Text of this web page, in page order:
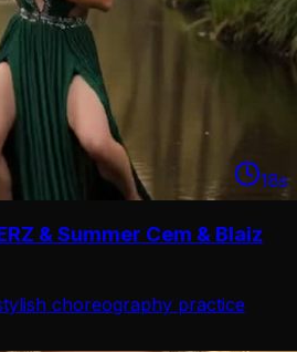
18s
& Summer Cem & Blaiz
choreography practice